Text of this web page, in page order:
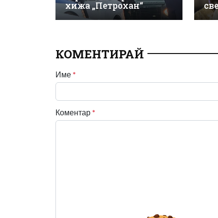
хижа „Петрохан“
КОМЕНТИРАЙ
Име *
Коментар *